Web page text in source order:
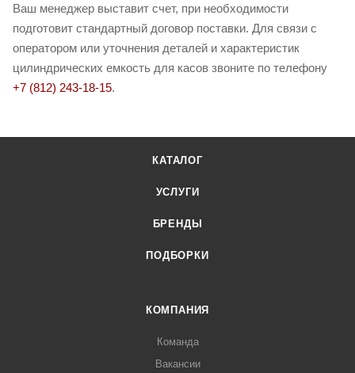
Ваш менеджер выставит счет, при необходимости
подготовит стандартный договор поставки. Для связи с
оператором или уточнения деталей и характеристик
цилиндрических емкость для касов звоните по телефону
+7 (812) 243-18-15.
КАТАЛОГ
УСЛУГИ
БРЕНДЫ
ПОДБОРКИ
КОМПАНИЯ
Команда
Вакансии